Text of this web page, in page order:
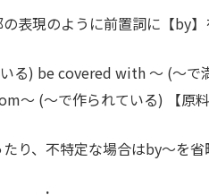
表現のように前置詞に【by】
る) be covered with ～ (～で
～ (～で作られている) 【原料
り、不特定な場合はby～を省